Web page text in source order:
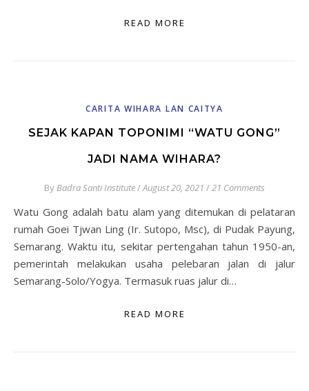
READ MORE
CARITA WIHARA LAN CAITYA
SEJAK KAPAN TOPONIMI “WATU GONG”
JADI NAMA WIHARA?
ByBadra Santi Institute/August 20, 2021 /21 Comments
Watu Gong adalah batu alam yang ditemukan di pelataran
rumah Goei Tjwan Ling (Ir. Sutopo, Msc), di Pudak Payung,
Semarang. Waktu itu, sekitar pertengahan tahun 1950-an,
pemerintah melakukan usaha pelebaran jalan di jalur
Semarang-Solo/Yogya. Termasuk ruas jalur di…
READ MORE